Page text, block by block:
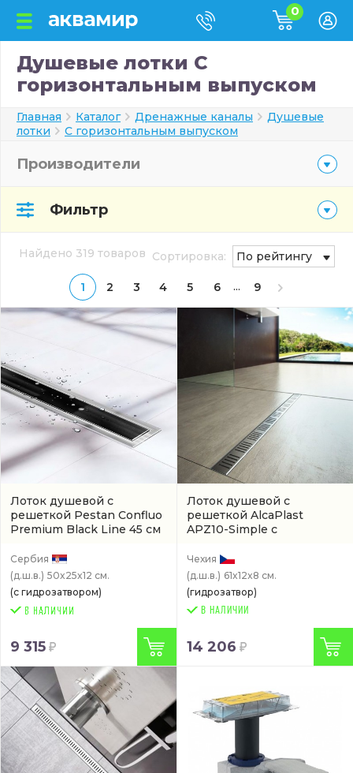
0
Душевые лотки С
горизонтальным выпуском
Главная Каталог Дренажные каналы
Душевые
лотки
С горизонтальным выпуском
Производители
Фильтр
Найдено 319 товаров
1 2 3 4 5 6 ... 9
Сортировка: По рейтингу
Лоток душевой с
решеткой Pestan Confluo
Premium Black Line 45 см
(13000291)
Сербия
(д.ш.в.) 50x25x12 см.
(с гидрозатвором)
9 315
Лоток душевой с
решеткой AlcaPlast
APZ10-Simple с
выпуском
Чехия
(д.ш.в.) 61x12x8 см.
(гидрозатвор)
В НАЛИЧИИ
14 206